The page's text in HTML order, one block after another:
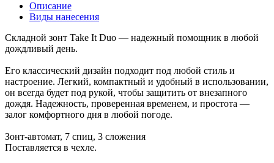
Описание
Виды нанесения
Складной зонт Take It Duo — надежный помощник в любой
дождливый день.
Его классический дизайн подходит под любой стиль и
настроение. Легкий, компактный и удобный в использовании,
он всегда будет под рукой, чтобы защитить от внезапного
дождя. Надежность, проверенная временем, и простота —
залог комфортного дня в любой погоде.
Зонт-автомат, 7 спиц, 3 сложения
Поставляется в чехле.